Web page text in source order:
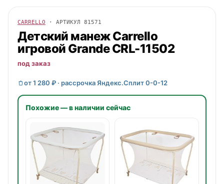
CARRELLO · АРТИКУЛ 81571
Детский манежCarrello
игровой Grande CRL-11502
под заказ
от 1 280 ₽ · рассрочка Яндекс.Сплит 0-0-12
Похожие — в наличии сейчас